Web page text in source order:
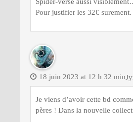
Pour justifier les 32€ surement.
18 juin 2023 at 12 h 32 min
Je viens d’avoir cette bd
pères ! Dans la nouvelle